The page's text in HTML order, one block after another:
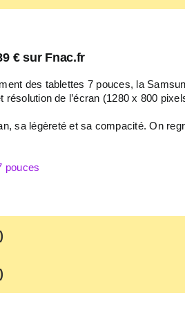
€ sur Fnac.fr
des tablettes 7 pouces, la
résolution de l’écran (1280 x 800
sa légèreté et sa compacité. On
pouces